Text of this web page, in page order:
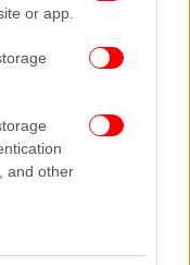
or app.
and other